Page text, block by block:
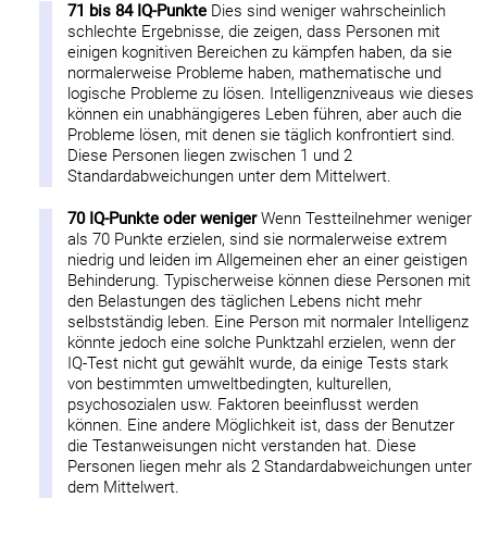
71 bis 84 IQ-PunkteDies sind weniger wahrscheinlich
schlechte Ergebnisse, die zeigen, dass Personen mit
einigen kognitiven Bereichen zu kämpfen haben, da sie
normalerweise Probleme haben, mathematische und
logische Probleme zu lösen. Intelligenzniveaus wie dieses
können ein unabhängigeres Leben führen, aber auch die
Probleme lösen, mit denen sie täglich konfrontiert sind.
Diese Personen liegen zwischen 1 und 2
Standardabweichungen unter dem Mittelwert.
70 IQ-Punkte oder wenigerWenn Testteilnehmer weniger
als 70 Punkte erzielen, sind sie normalerweise extrem
niedrig und leiden im Allgemeinen eher an einer geistigen
Behinderung. Typischerweise können diese Personen mit
den Belastungen des täglichen Lebens nicht mehr
selbstständig leben. Eine Person mit normaler Intelligenz
könnte jedoch eine solche Punktzahl erzielen, wenn der
IQ-Test nicht gut gewählt wurde, da einige Tests stark
von bestimmten umweltbedingten, kulturellen,
psychosozialen usw. Faktoren beeinflusst werden
können. Eine andere Möglichkeit ist, dass der Benutzer
die Testanweisungen nicht verstanden hat. Diese
Personen liegen mehr als 2 Standardabweichungen unter
dem Mittelwert.